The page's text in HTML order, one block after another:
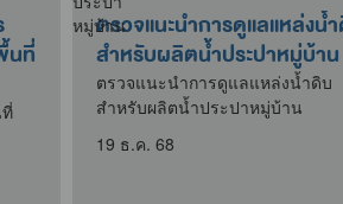
างน้ำ
2568
น้ำ ประจำ
ตั้งจุดให้บริการประ
วันหยุดเทศกาลปีใ
ตั้งจุดให้บริการประช
หยุดเทศกาลปีใหม่ 2569